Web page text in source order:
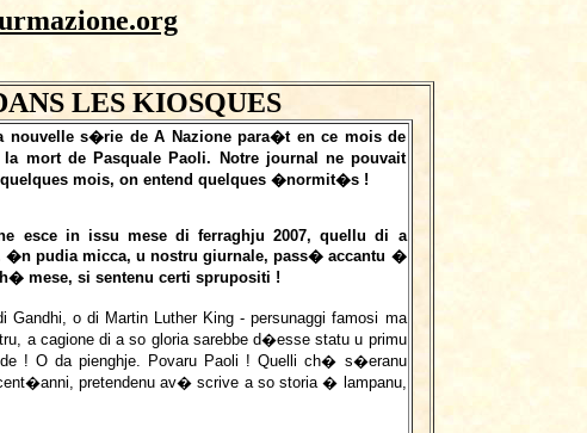
LES KIOSQUES
s�rie de A Nazione para�t en ce mois de
mort de Pasquale Paoli. Notre journal ne pouvait
mois, on entend quelques �normit�s !
esce in issu mese di ferraghju 2007, quellu di a
�n pudia micca, u nostru giurnale, pass� accantu �
mese, si sentenu certi sprupositi !
o di Martin Luther King - persunaggi famosi ma
a cagione di a so gloria sarebbe d�esse statu u primu
! O da pienghje. Povaru Paoli ! Quelli ch� s�eranu
pretendenu av� scrive a so storia � lampanu,